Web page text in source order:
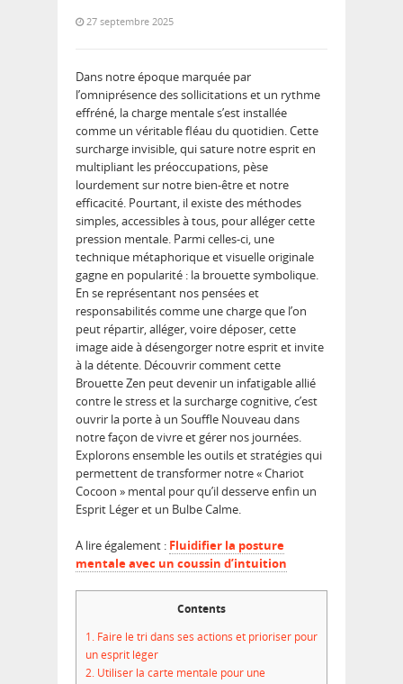
27 septembre 2025
Dans notre époque marquée par
l’omniprésence des sollicitations et un rythme
effréné, la charge mentale s’est installée
comme un véritable fléau du quotidien. Cette
surcharge invisible, qui sature notre esprit en
multipliant les préoccupations, pèse
lourdement sur notre bien-être et notre
efficacité. Pourtant, il existe des méthodes
simples, accessibles à tous, pour alléger cette
pression mentale. Parmi celles-ci, une
technique métaphorique et visuelle originale
gagne en popularité : la brouette symbolique.
En se représentant nos pensées et
responsabilités comme une charge que l’on
peut répartir, alléger, voire déposer, cette
image aide à désengorger notre esprit et invite
à la détente. Découvrir comment cette
Brouette Zen peut devenir un infatigable allié
contre le stress et la surcharge cognitive, c’est
ouvrir la porte à un Souffle Nouveau dans
notre façon de vivre et gérer nos journées.
Explorons ensemble les outils et stratégies qui
permettent de transformer notre « Chariot
Cocoon » mental pour qu’il desserve enfin un
Esprit Léger et un Bulbe Calme.
A lire également : Fluidifier la posture
mentale avec un coussin d’intuition
Contents
1. Faire le tri dans ses actions et prioriser pour
un esprit léger
2. Utiliser la carte mentale pour une